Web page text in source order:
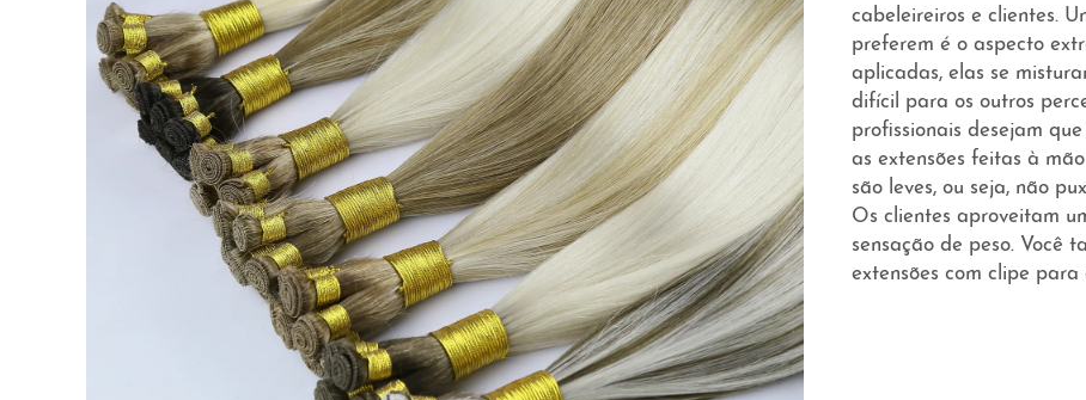
cabeleireiros e clientes.
preferem é o aspecto
aplicadas, elas se
difícil para os outros
profissionais desejam
as extensões feitas à
são leves, ou seja, não
Os clientes aproveitam
sensação de peso. Você
extensões com clipe para